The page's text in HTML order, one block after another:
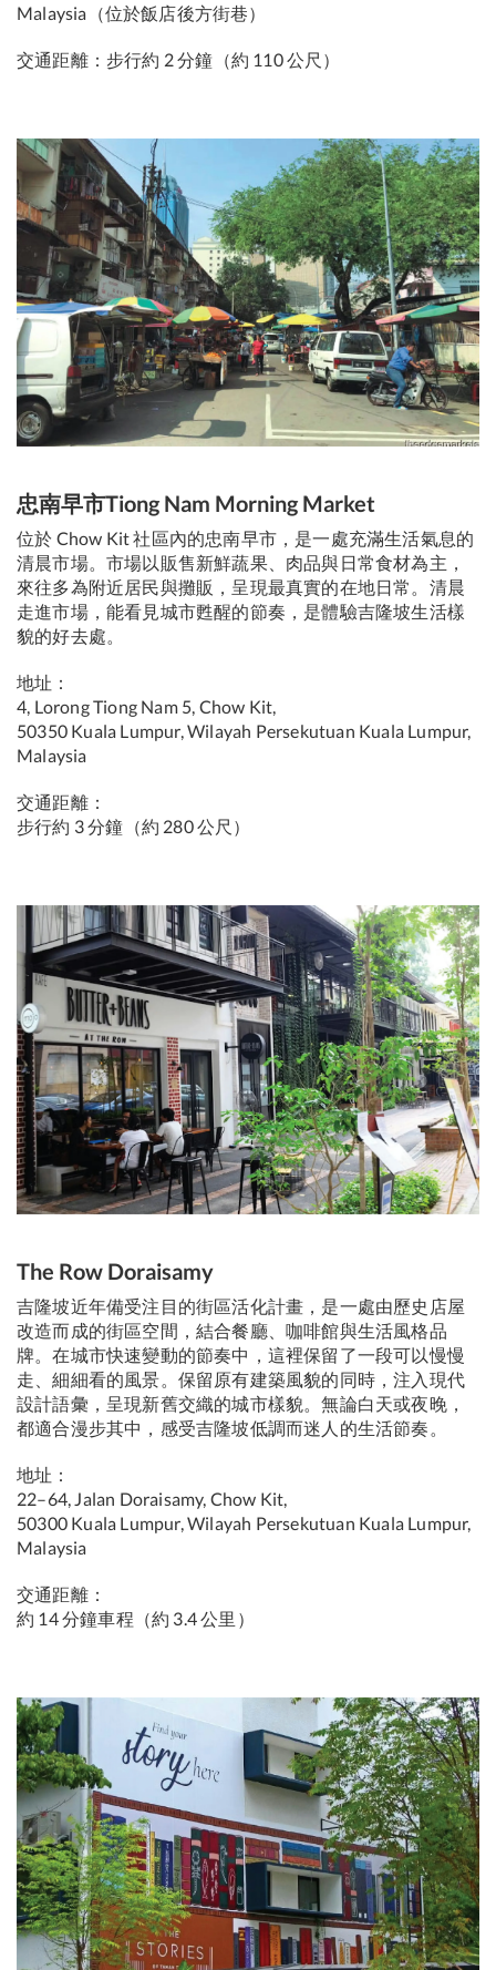
Malaysia（位於飯店後方街巷）
交通距離：步行約 2 分鐘（約 110 公尺）
忠南早市Tiong Nam Morning Market
位於 Chow Kit 社區內的忠南早市，是一處充滿生活氣息的
清晨市場。市場以販售新鮮蔬果、肉品與日常食材為主，
來往多為附近居民與攤販，呈現最真實的在地日常。清晨
走進市場，能看見城市甦醒的節奏，是體驗吉隆坡生活樣
貌的好去處。
地址：
4, Lorong Tiong Nam 5, Chow Kit,
50350 Kuala Lumpur, Wilayah Persekutuan Kuala Lumpur,
Malaysia
交通距離：
步行約 3 分鐘（約 280 公尺）
The Row Doraisamy
吉隆坡近年備受注目的街區活化計畫，是一處由歷史店屋
改造而成的街區空間，結合餐廳、咖啡館與生活風格品
牌。在城市快速變動的節奏中，這裡保留了一段可以慢慢
走、細細看的風景。保留原有建築風貌的同時，注入現代
設計語彙，呈現新舊交織的城市樣貌。無論白天或夜晚，
都適合漫步其中，感受吉隆坡低調而迷人的生活節奏。
地址：
22–64, Jalan Doraisamy, Chow Kit,
50300 Kuala Lumpur, Wilayah Persekutuan Kuala Lumpur,
Malaysia
交通距離：
約 14 分鐘車程（約 3.4 公里）